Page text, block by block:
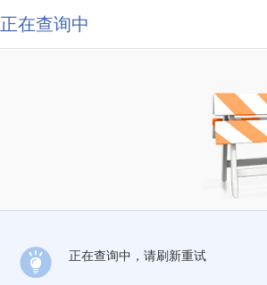
正在查询中
正在查询中，请刷新重试